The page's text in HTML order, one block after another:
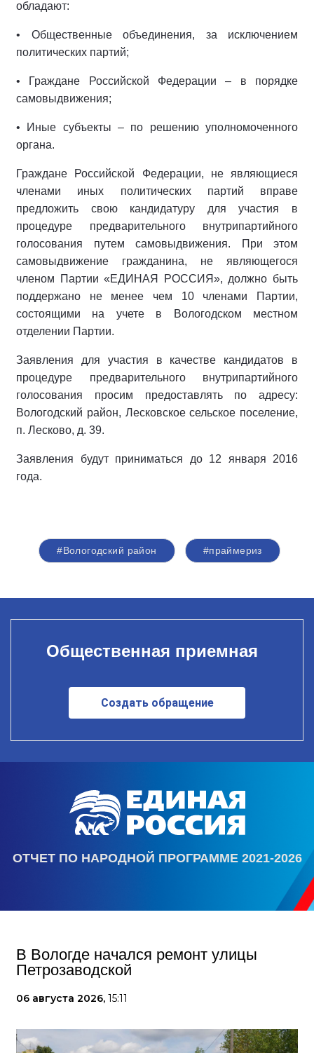
обладают:
• Общественные объединения, за исключением
политических партий;
• Граждане Российской Федерации – в порядке
самовыдвижения;
• Иные субъекты – по решению уполномоченного
органа.
Граждане Российской Федерации, не являющиеся
членами иных политических партий вправе
предложить свою кандидатуру для участия в
процедуре предварительного внутрипартийного
голосования путем самовыдвижения. При этом
самовыдвижение гражданина, не являющегося
членом Партии «ЕДИНАЯ РОССИЯ», должно быть
поддержано не менее чем 10 членами Партии,
состоящими на учете в Вологодском местном
отделении Партии.
Заявления для участия в качестве кандидатов в
процедуре предварительного внутрипартийного
голосования просим предоставлять по адресу:
Вологодский район, Лесковское сельское поселение,
п. Лесково, д. 39.
Заявления будут приниматься до 12 января 2016
года.
#Вологодский район #праймериз
Общественная приемная
Создать обращение
ОТЧЕТ ПО НАРОДНОЙ ПРОГРАММЕ 2021-2026
В Вологде начался ремонт улицы
Петрозаводской
06 августа 2026, 15:11